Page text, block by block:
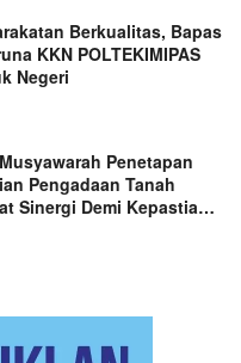
Berkualitas, Bapas
KKN POLTEKIMIPAS
Negeri
Penetapan
Pengadaan Tanah
Sinergi Demi Kepastian